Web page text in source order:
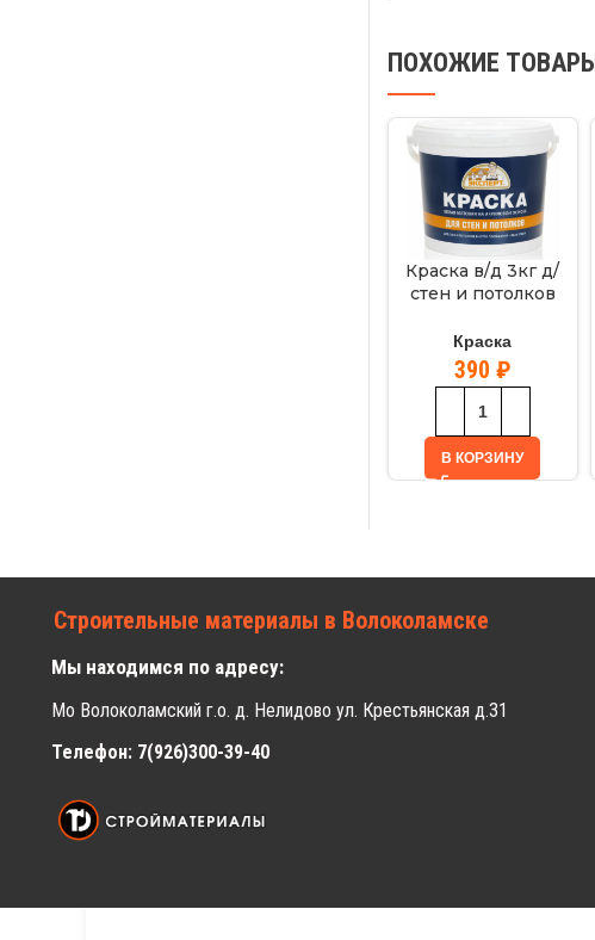
ПОХОЖИЕ ТОВАРЫ
Краска в/д 3кг д/
стен и потолков
Краска
390 ₽
В КОРЗИНУ
Строительные материалы в Волоколамске
Мы находимся по адресу:
Мо Волоколамский г.о. д. Нелидово ул. Крестьянская д.31
Телефон: 7(926)300-39-40